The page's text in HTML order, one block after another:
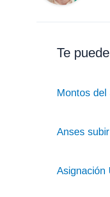
Te
Montos del
Anses
Asignación